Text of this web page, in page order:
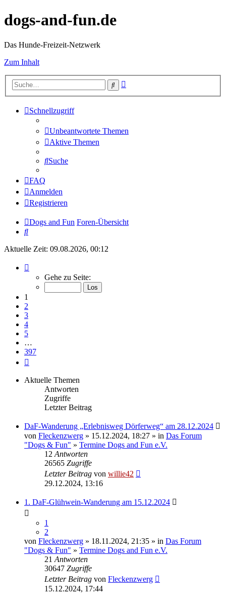
dogs-and-fun.de
Das Hunde-Freizeit-Netzwerk
Zum Inhalt
Suche
Schnellzugriff
Unbeantwortete Themen
Aktive Themen
Suche
FAQ
Anmelden
Registrieren
Dogs and Fun Foren-Übersicht
Suche
Aktuelle Zeit: 09.08.2026, 00:12
von
Gehe zu Seite:
1
2
3
4
5
…
397
Aktuelle Themen
Antworten
Zugriffe
Letzter Beitrag
DaF-Wanderung „Erlebnisweg Dörferweg“ am 28.12.2024
von Fleckenzwerg » 15.12.2024, 18:27 » in Das Forum
"Dogs & Fun" » Termine Dogs and Fun e.V.
12Antworten
26565 Zugriffe
Letzter Beitrag von willie42
29.12.2024, 13:16
1. DaF-Glühwein-Wanderung am 15.12.2024
1
2
von Fleckenzwerg » 18.11.2024, 21:35 » in Das Forum
"Dogs & Fun" » Termine Dogs and Fun e.V.
21Antworten
30647 Zugriffe
Letzter Beitrag von Fleckenzwerg
15.12.2024, 17:44